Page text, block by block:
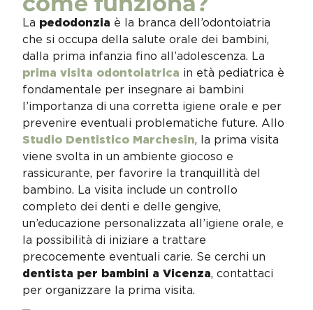
La pedodonzia è la branca dell’odontoiatria
che si occupa della salute orale dei bambini,
dalla prima infanzia fino all’adolescenza. La
prima visita odontoiatrica in età pediatrica è
fondamentale per insegnare ai bambini
l’importanza di una corretta igiene orale e per
prevenire eventuali problematiche future. Allo
Studio Dentistico Marchesin, la prima visita
viene svolta in un ambiente giocoso e
rassicurante, per favorire la tranquillità del
bambino. La visita include un controllo
completo dei denti e delle gengive,
un’educazione personalizzata all’igiene orale, e
la possibilità di iniziare a trattare
precocemente eventuali carie. Se cerchi un
dentista per bambini a Vicenza, contattaci
per organizzare la prima visita.